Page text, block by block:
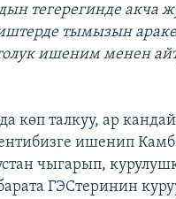
тегерегинде акча
тымызын
ишеним менен
көп талкуу, ар
ишенип
чыгарып,
ГЭСтеринин